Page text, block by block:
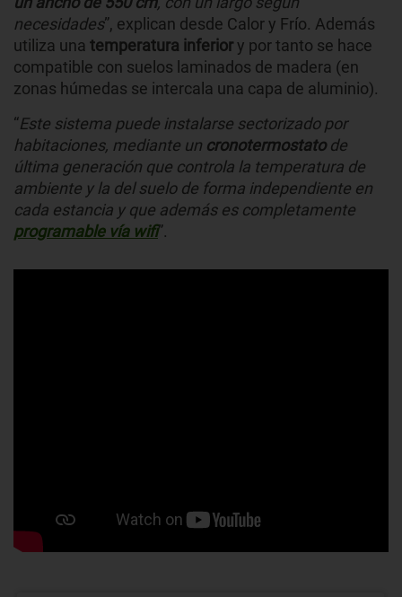
necesidades”, explican desde Calor y Frío. Además
utiliza una temperatura inferiory por tanto se hace
compatible con suelos laminados de madera (en
zonas húmedas se intercala una capa de aluminio).
“Este sistema puede instalarse sectorizado por
habitaciones, mediante un cronotermostato de
última generación que controla la temperatura de
ambiente y la del suelo de forma independiente en
cada estancia y que además es completamente
programable vía wifi”.